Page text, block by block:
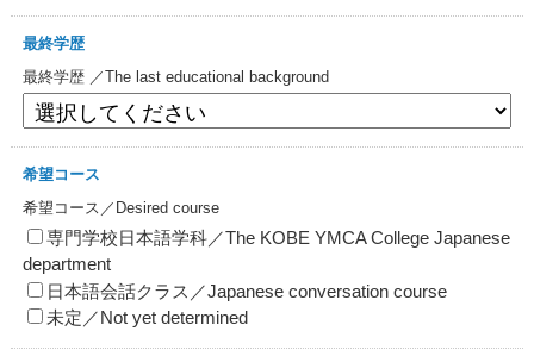
最終学歴
最終学歴 ／The last educational background
希望コース
希望コース／Desired course
専門学校日本語学科／The KOBE YMCA College Japanese
department
日本語会話クラス／Japanese conversation course
未定／Not yet determined